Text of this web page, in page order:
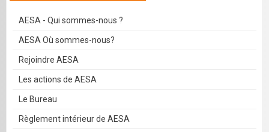
AESA - Qui sommes-nous ?
AESA Où sommes-nous?
Rejoindre AESA
Les actions de AESA
Le Bureau
Règlement intérieur de AESA